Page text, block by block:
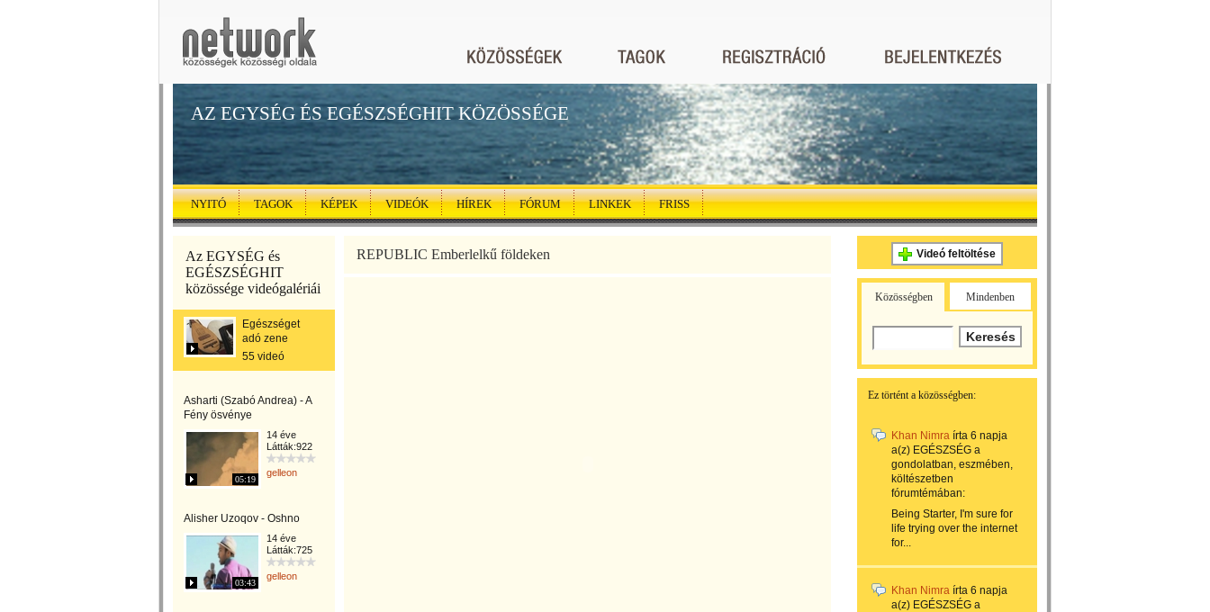
AZ EGYSÉG ÉS EGÉSZSÉGHIT KÖZÖSSÉGE
NYITÓ TAGOK KÉPEK VIDEÓK HÍREK FÓRUM LINKEK FRISS
Az EGYSÉG és
EGÉSZSÉGHIT
közössége videógalériái
Egészséget
adó zene
55 videó
Asharti (Szabó Andrea) - A
Fény ösvénye
05:19
14 éve
Látták:922
gelleon
Alisher Uzoqov - Oshno
03:43
14 éve
Látták:725
gelleon
REPUBLIC Emberlelkű földeken Videó feltöltése
Közösségben Mindenben
Ez történt a közösségben:
Khan Nimra írta 6 napja
a(z) EGÉSZSÉG a
gondolatban, eszmében,
költészetben
fórumtémában:
Being Starter, I'm sure for
life trying over the internet
for...
Khan Nimra írta 6 napja
a(z) EGÉSZSÉG a